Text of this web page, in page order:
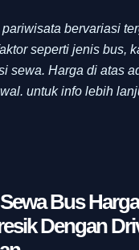
bervariasi
seperti jenis bus,
sewa. Harga di atas
.untuk info lebih
Bus Harga
Dengan